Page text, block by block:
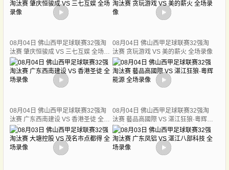
08月04日 佛山西甲足球联赛32强淘
汰赛 肇庆恒骏成 VS 三七互娱 全场录
像
08月04日 佛山西甲足球联赛32强淘
汰赛 贪玩游戏 VS 美的薪火 全场录像
08月04日 佛山西甲足球联赛32强淘
汰赛 广东西南建设 VS 香港圣徒 全场
录像
08月04日 佛山西甲足球联赛32强淘
汰赛 藝品高國際 VS 湛江狂狼·粵辉能
源 全场录像